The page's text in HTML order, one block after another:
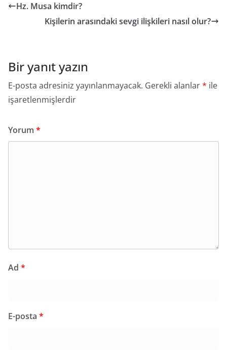
Hz. Musa kimdir?
Kişilerin arasındaki sevgi ilişkileri nasıl olur?
Bir yanıt yazın
E-posta adresiniz yayınlanmayacak. Gerekli alanlar* ile
işaretlenmişlerdir
Yorum *
Ad *
E-posta *